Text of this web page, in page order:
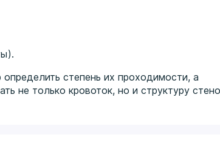
степень их проходимости, а
не только кровоток, но и структуру